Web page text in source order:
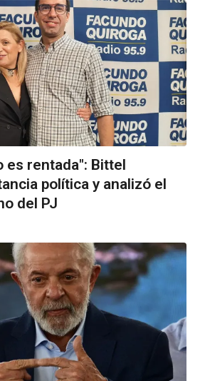
es rentada": Bittel
política y analizó el
del PJ